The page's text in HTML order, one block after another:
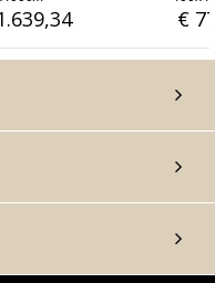
€ 811,48